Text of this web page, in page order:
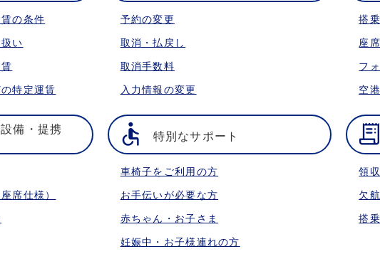
の条件
い
特定運賃
予約の変更
取消・払戻し
取消手数料
入力情報の変更
搭
座
フ
空
備・提携
席仕様）
特別なサポート
車椅子をご利用の方
お手伝いが必要な方
赤ちゃん・お子さま
妊娠中・お子様連れの方
領
欠
搭